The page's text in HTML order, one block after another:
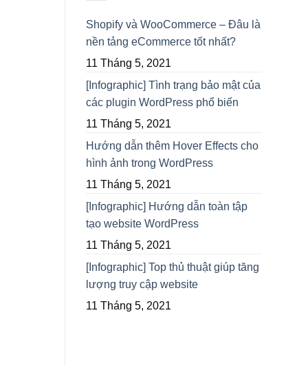
Shopify và WooCommerce – Đâu là
nền tảng eCommerce tốt nhất?
11 Tháng 5, 2021
[Infographic] Tình trạng bảo mật của
các plugin WordPress phổ biến
11 Tháng 5, 2021
Hướng dẫn thêm Hover Effects cho
hình ảnh trong WordPress
11 Tháng 5, 2021
[Infographic] Hướng dẫn toàn tập
tạo website WordPress
11 Tháng 5, 2021
[Infographic] Top thủ thuật giúp tăng
lượng truy cập website
11 Tháng 5, 2021